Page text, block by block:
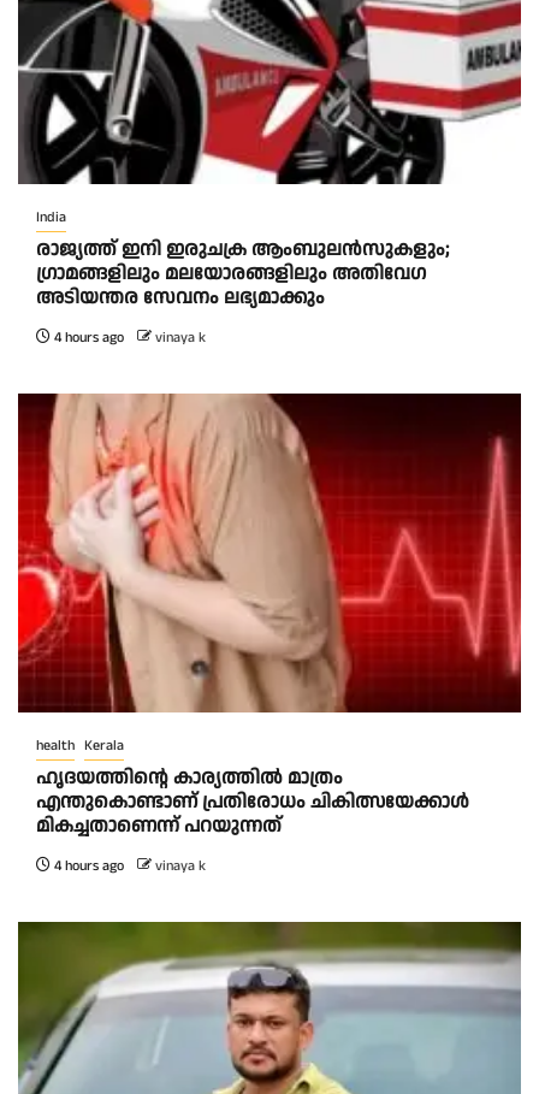
India
രാജ്യത്ത് ഇനി ഇരുചക്ര ആംബുലന്‍സുകളും;
ഗ്രാമങ്ങളിലും മലയോരങ്ങളിലും അതിവേഗ
അടിയന്തര സേവനം ലഭ്യമാക്കും
4 hours ago vinaya k
health Kerala
ഹൃദയത്തിന്റെ കാര്യത്തിൽ മാത്രം
എന്തുകൊണ്ടാണ് പ്രതിരോധം ചികിത്സയേക്കാൾ
മികച്ചതാണെന്ന് പറയുന്നത്
4 hours ago vinaya k